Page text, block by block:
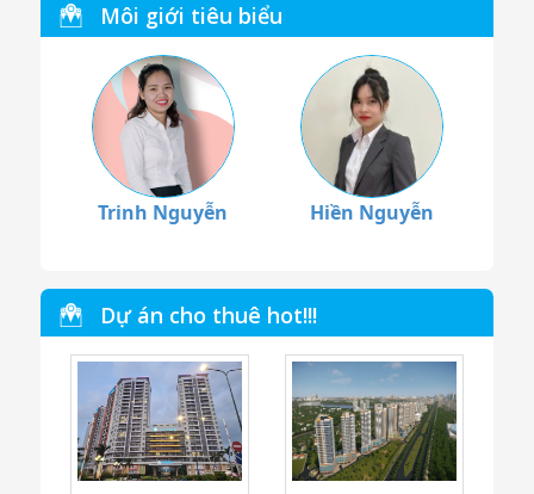
Môi giới tiêu biểu
Trinh Nguyễn Hiền Nguyễn
Dự án cho thuê hot!!!